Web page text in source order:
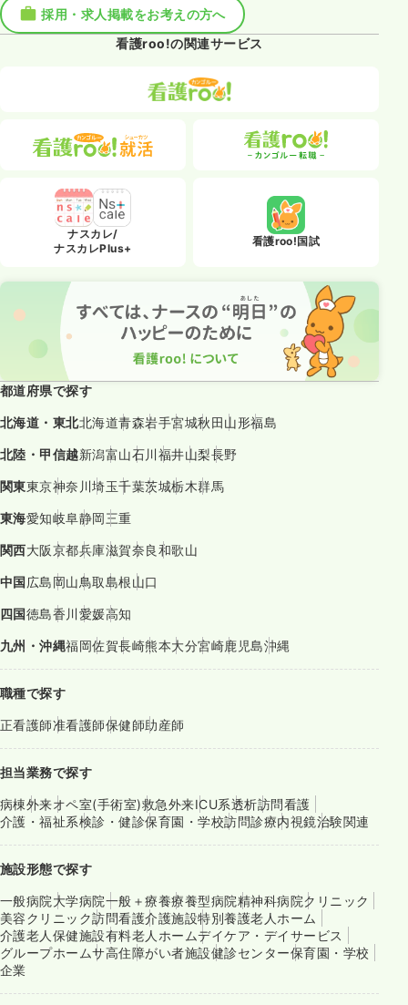
採用・求人掲載をお考えの方へ
看護roo!の関連サービス
ナスカレ/
ナスカレPlus+
看護roo!国試
都道府県で探す
北海道・東北北海道青森岩手宮城秋田山形福島
北陸・甲信越新潟富山石川福井山梨長野
関東東京神奈川埼玉千葉茨城栃木群馬
東海愛知岐阜静岡三重
関西大阪京都兵庫滋賀奈良和歌山
中国広島岡山鳥取島根山口
四国徳島香川愛媛高知
九州・沖縄福岡佐賀長崎熊本大分宮崎鹿児島沖縄
職種で探す
正看護師准看護師保健師助産師
担当業務で探す
病棟外来オペ室(手術室)救急外来ICU系透析訪問看護
介護・福祉系検診・健診保育園・学校訪問診療内視鏡治験関連
施設形態で探す
一般病院大学病院一般＋療養療養型病院精神科病院クリニック
美容クリニック訪問看護介護施設特別養護老人ホーム
介護老人保健施設有料老人ホームデイケア・デイサービス
グループホームサ高住障がい者施設健診センター保育園・学校
企業